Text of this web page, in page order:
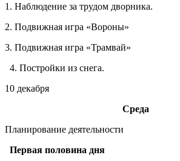
1. Наблюдение за трудом дворника.
2. Подвижная игра «Вороны»
3. Подвижная игра «Трамвай»
4. Постройки из снега.
10 декабря
Среда
Планирование деятельности
Первая половина дня